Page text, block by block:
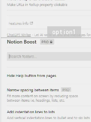
option1